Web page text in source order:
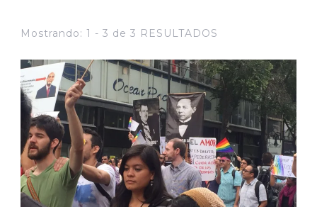
Mostrando: 1 - 3 de 3 RESULTADOS